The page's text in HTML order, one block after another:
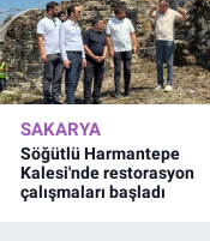
SAKARYA
Söğütlü Harmantepe
Kalesi'nde restorasyon
çalışmaları başladı